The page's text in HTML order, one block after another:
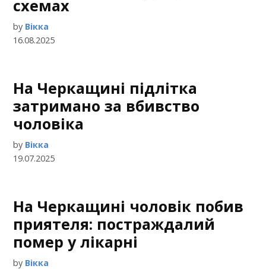
схемах
by Вікка
16.08.2025
На Черкащині підлітка
затримано за вбивство
чоловіка
by Вікка
19.07.2025
На Черкащині чоловік побив
приятеля: постраждалий
помер у лікарні
by Вікка